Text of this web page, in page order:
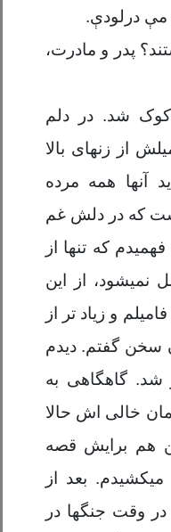
مې درلودې.
؟ پدر و مادرت،
شد. در دلم
از زنهای بالا
آنها همه مرده
که در دلش غم
که تنها از
از این
و زیاد تر از
سخن گفتم. دیدم
گاهگاهی به
خالی اش حالا
هم برایش قصه
بعد از
وقت جنگها در